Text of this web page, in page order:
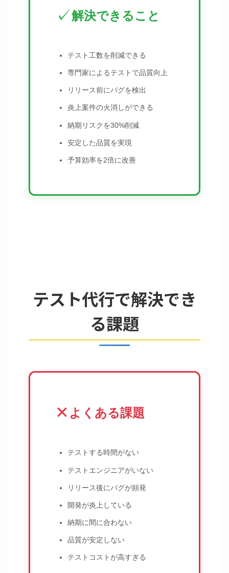
✓解決できること
テスト工数を削減できる
専門家によるテストで品質向上
リリース前にバグを検出
炎上案件の火消しができる
納期リスクを30%削減
安定した品質を実現
予算効率を2倍に改善
テスト代行で解決でき
る課題
✕ よくある課題
テストする時間がない
テストエンジニアがいない
リリース後にバグが頻発
開発が炎上している
納期に間に合わない
品質が安定しない
テストコストが高すぎる